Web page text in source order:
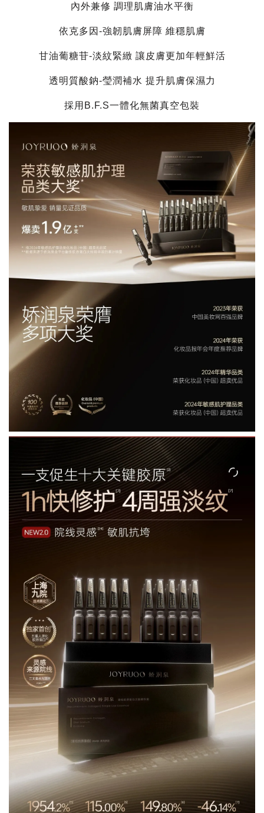
內外兼修 調理肌膚油水平衡
依克多因-強韌肌膚屏障 維穩肌膚
甘油葡糖苷-淡紋緊緻 讓皮膚更加年輕鮮活
透明質酸鈉-瑩潤補水 提升肌膚保濕力
採用B.F.S一體化無菌真空包裝